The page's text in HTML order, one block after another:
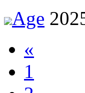
Age
«
1